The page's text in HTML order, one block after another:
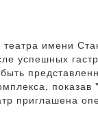
имени
успешных
приглашена